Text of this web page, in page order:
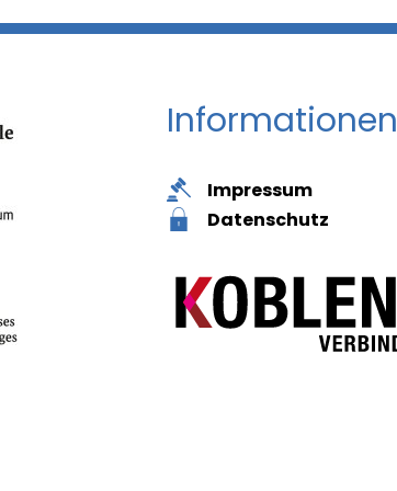
Informationen
Impressum
Datenschutz